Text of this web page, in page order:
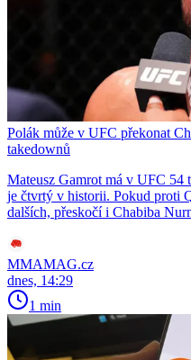
Polák může v UFC překonat
takedownů
Mateusz Gamrot má v UFC 54
je čtvrtý v historii. Pokud proti
dalších, přeskočí i Chabiba
MMAMAG.cz
dnes, 14:29
1 min